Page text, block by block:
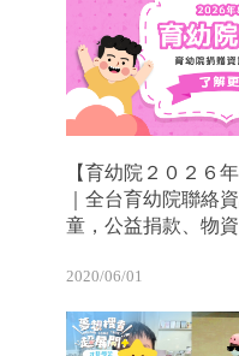
【育幼院２０２６
｜全台育幼院聯絡
童，公益捐款、物
2020/06/01